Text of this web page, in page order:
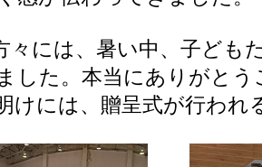
々には、暑い中、子ども
した。本当にありがと
けには、贈呈式が行われ